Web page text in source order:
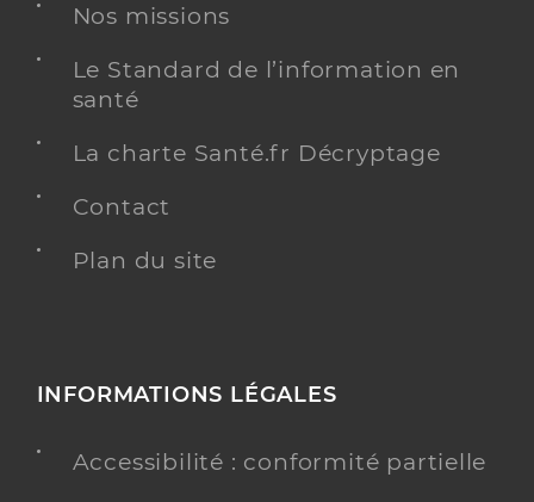
Nos missions
Le Standard de l’information en
santé
La charte Santé.fr Décryptage
Contact
Plan du site
INFORMATIONS LÉGALES
Accessibilité : conformité partielle